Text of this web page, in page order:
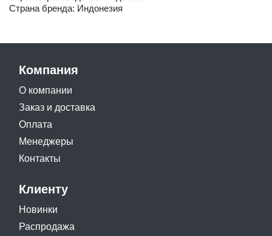
Страна бренда: Индонезия
Компания
О компании
Заказ и доставка
Оплата
Менеджеры
Контакты
Клиенту
Новинки
Распродажа